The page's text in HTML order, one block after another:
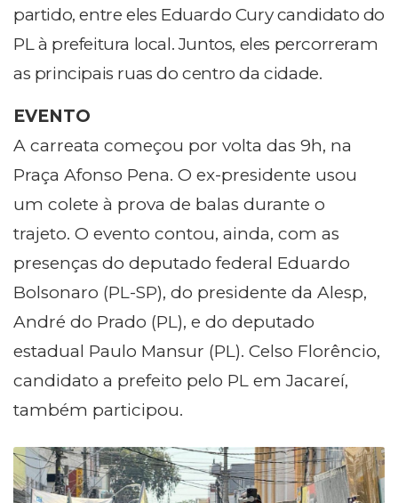
partido, entre eles Eduardo Cury candidato do
PL à prefeitura local. Juntos, eles percorreram
as principais ruas do centro da cidade.
EVENTO
A carreata começou por volta das 9h, na
Praça Afonso Pena. O ex-presidente usou
um colete à prova de balas durante o
trajeto. O evento contou, ainda, com as
presenças do deputado federal Eduardo
Bolsonaro (PL-SP), do presidente da Alesp,
André do Prado (PL), e do deputado
estadual Paulo Mansur (PL). Celso Florêncio,
candidato a prefeito pelo PL em Jacareí,
também participou.